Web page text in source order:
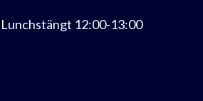
Lunchstängt 12:00-13:00